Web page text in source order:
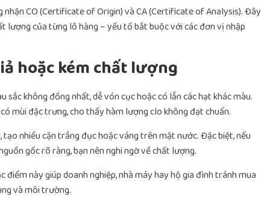
CO (Certificate of Origin) và CA (Certificate of Analysis). Đây
lượng của từng lô hàng – yếu tố bắt buộc với các đơn vị nhập
hoặc kém chất lượng
không đồng nhất, dễ vón cục hoặc có lẫn các hạt khác màu.
mùi đặc trưng, cho thấy hàm lượng clo không đạt chuẩn.
nhiều cặn trắng đục hoặc váng trên mặt nước. Đặc biệt, nếu
gốc rõ ràng, bạn nên nghi ngờ về chất lượng.
này giúp doanh nghiệp, nhà máy hay hộ gia đình tránh mua
và môi trường.